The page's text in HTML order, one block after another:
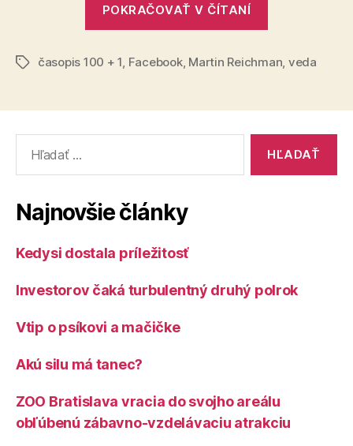
POKRAČOVAŤ V ČÍTANÍ
fyzike“
Značkyčasopis 100 + 1, Facebook, Martin Reichman, veda
Najnovšie články
Kedysi dostala príležitosť
Investorov čaká turbulentný druhý polrok
Vtip o psíkovi a mačičke
Akú silu má tanec?
ZOO Bratislava vracia do svojho areálu
obľúbenú zábavno-vzdelávaciu atrakciu